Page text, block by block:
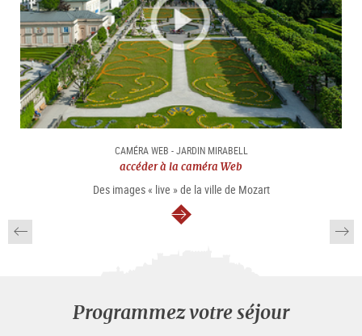
CAMÉRA WEB - JARDIN MIRABELL
accéder à la caméra Web
Des images « live » de la ville de Mozart
Continuer
Programmez votre séjour